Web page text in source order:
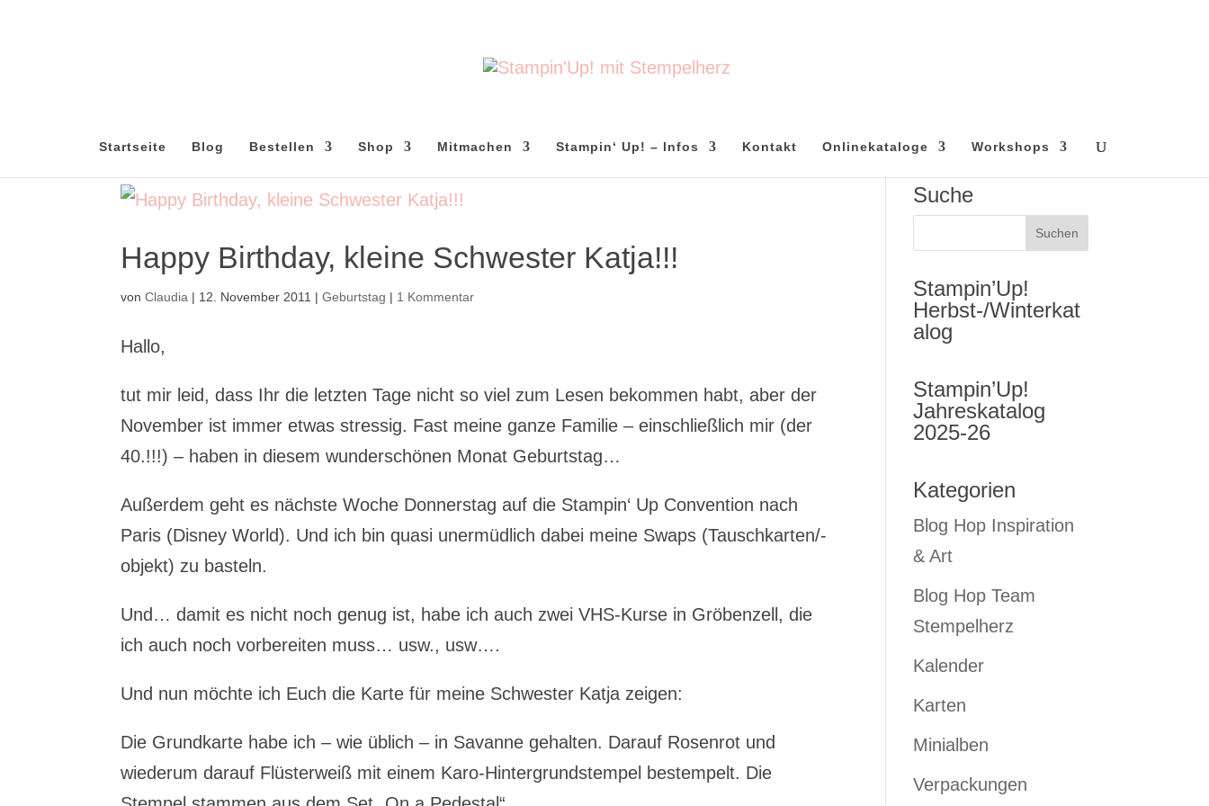
Startseite Blog Bestellen Shop Mitmachen Stampin‘ Up! – Infos Kontakt Onlinekataloge Workshops
Happy Birthday, kleine Schwester Katja!!!
vonClaudia | 12. November 2011 |Geburtstag | 1 Kommentar
Hallo,
tut mir leid, dass Ihr die letzten Tage nicht so viel zum Lesen bekommen habt, aber der
November ist immer etwas stressig. Fast meine ganze Familie – einschließlich mir (der
40.!!!) – haben in diesem wunderschönen Monat Geburtstag…
Außerdem geht es nächste Woche Donnerstag auf die Stampin‘ Up Convention nach
Paris (Disney World). Und ich bin quasi unermüdlich dabei meine Swaps (Tauschkarten/-
objekt) zu basteln.
Und… damit es nicht noch genug ist, habe ich auch zwei VHS-Kurse in Gröbenzell, die
ich auch noch vorbereiten muss… usw., usw….
Und nun möchte ich Euch die Karte für meine Schwester Katja zeigen:
Die Grundkarte habe ich – wie üblich – in Savanne gehalten. Darauf Rosenrot und
wiederum darauf Flüsterweiß mit einem Karo-Hintergrundstempel bestempelt. Die
Suche
Stampin’Up!
Herbst-/Winterkat
alog
Stampin’Up!
Jahreskatalog
2025-26
Kategorien
Blog Hop Inspiration
& Art
Blog Hop Team
Stempelherz
Kalender
Karten
Minialben
Verpackungen